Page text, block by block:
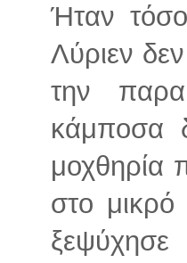
Ήταν
Λύριεν
την
κάμποσα
μοχθηρία
στο μικρό